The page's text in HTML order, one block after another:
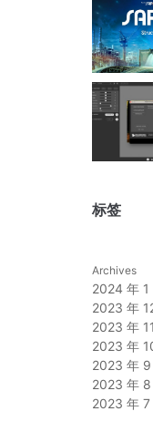
标签
Archives
2024 年 1
2023 年
2023 年
2023 年
2023 年 9
2023 年 8
2023 年 7